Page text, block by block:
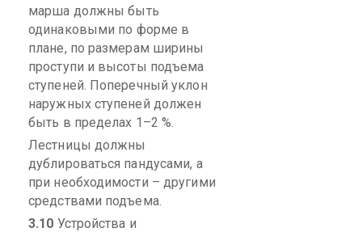
марша должны быть
одинаковыми по форме в
плане, по размерам ширины
проступи и высоты подъема
ступеней. Поперечный уклон
наружных ступеней должен
быть в пределах 1–2 %.
Лестницы должны
дублироваться пандусами, а
при необходимости – другими
средствами подъема.
3.10 Устройства и